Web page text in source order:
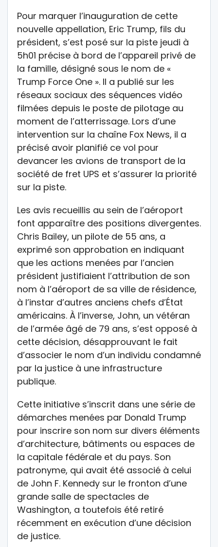
Pour marquer l’inauguration de cette
nouvelle appellation, Eric Trump, fils du
président, s’est posé sur la piste jeudi à
5h01 précise à bord de l’appareil privé de
la famille, désigné sous le nom de «
Trump Force One ». Il a publié sur les
réseaux sociaux des séquences vidéo
filmées depuis le poste de pilotage au
moment de l’atterrissage. Lors d’une
intervention sur la chaîne Fox News, il a
précisé avoir planifié ce vol pour
devancer les avions de transport de la
société de fret UPS et s’assurer la priorité
sur la piste.
Les avis recueillis au sein de l’aéroport
font apparaître des positions divergentes.
Chris Bailey, un pilote de 55 ans, a
exprimé son approbation en indiquant
que les actions menées par l’ancien
président justifiaient l’attribution de son
nom à l’aéroport de sa ville de résidence,
à l’instar d’autres anciens chefs d’État
américains. À l’inverse, John, un vétéran
de l’armée âgé de 79 ans, s’est opposé à
cette décision, désapprouvant le fait
d’associer le nom d’un individu condamné
par la justice à une infrastructure
publique.
Cette initiative s’inscrit dans une série de
démarches menées par Donald Trump
pour inscrire son nom sur divers éléments
d’architecture, bâtiments ou espaces de
la capitale fédérale et du pays. Son
patronyme, qui avait été associé à celui
de John F. Kennedy sur le fronton d’une
grande salle de spectacles de
Washington, a toutefois été retiré
récemment en exécution d’une décision
de justice.